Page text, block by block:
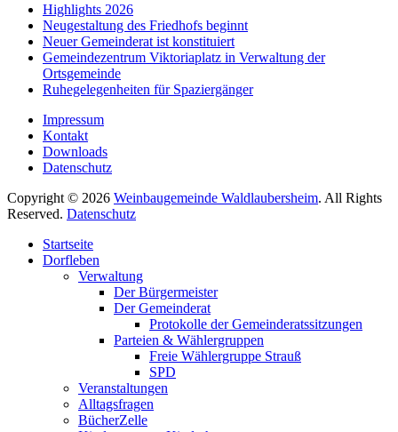
Highlights 2026
Neugestaltung des Friedhofs beginnt
Neuer Gemeinderat ist konstituiert
Gemeindezentrum Viktoriaplatz in Verwaltung der
Ortsgemeinde
Ruhegelegenheiten für Spaziergänger
Impressum
Kontakt
Downloads
Datenschutz
Copyright © 2026 Weinbaugemeinde Waldlaubersheim. All Rights
Reserved. Datenschutz
oben
scrollen
Startseite
Dorfleben
Verwaltung
Der Bürgermeister
Der Gemeinderat
Protokolle der Gemeinderatssitzungen
Parteien & Wählergruppen
Freie Wählergruppe Strauß
SPD
Veranstaltungen
Alltagsfragen
BücherZelle